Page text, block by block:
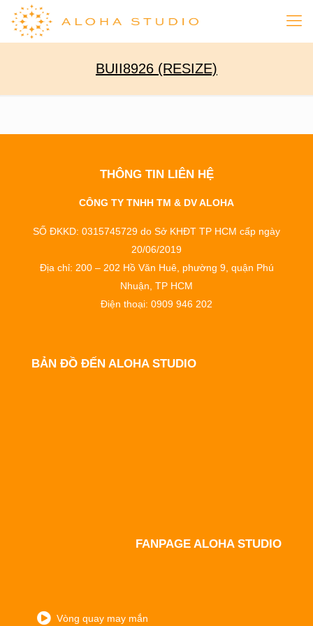
BUII8926 (RESIZE)
THÔNG TIN LIÊN HỆ
CÔNG TY TNHH TM & DV ALOHA
SỐ ĐKKD: 0315745729 do Sở KHĐT TP HCM cấp ngày
20/06/2019
Địa chỉ: 200 – 202 Hồ Văn Huê, phường 9, quận Phú
Nhuận, TP HCM
Điện thoại: 0909 946 202
BẢN ĐỒ ĐẾN ALOHA STUDIO
FANPAGE ALOHA STUDIO
Vòng quay may mắn